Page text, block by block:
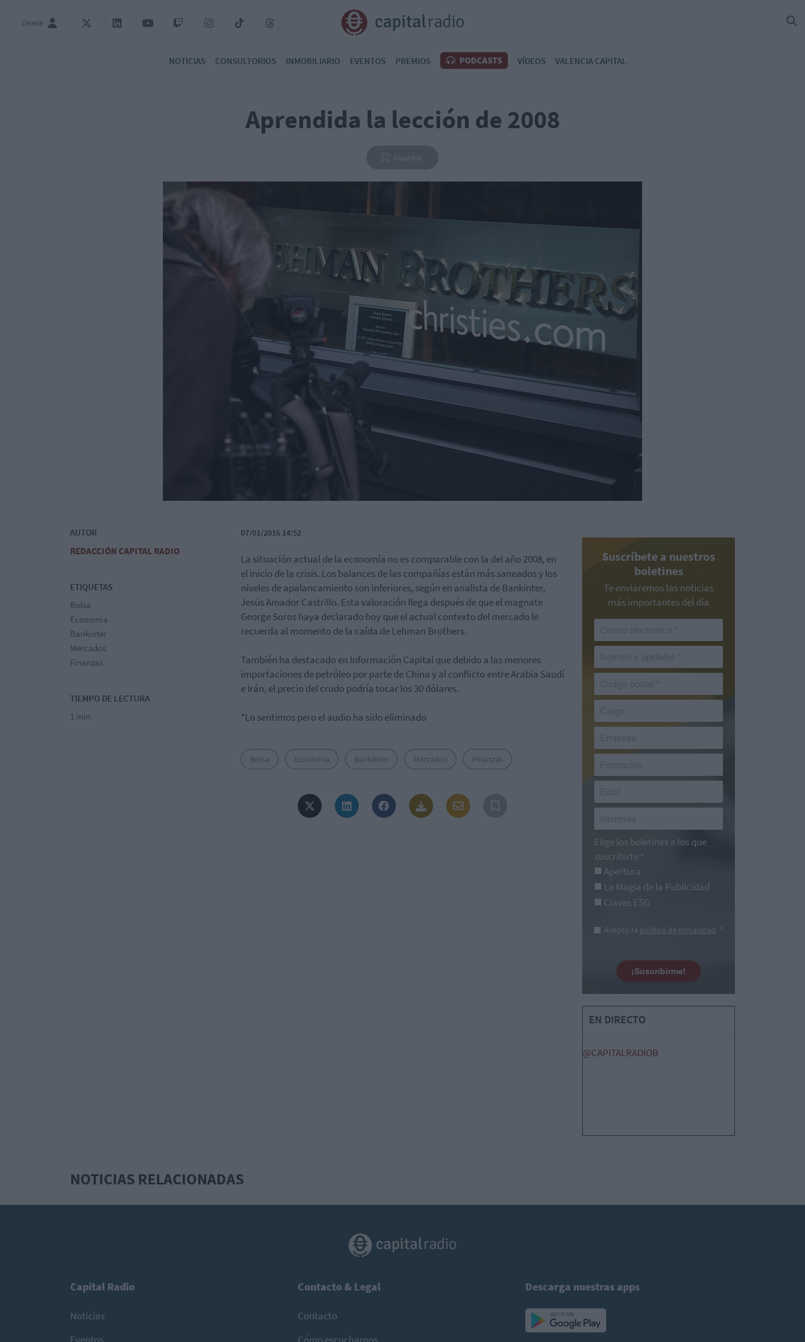
Únete
NOTICIAS CONSULTORIOS INMOBILIARIO EVENTOS PREMIOS PODCASTS VÍDEOS VALENCIA CAPITAL
Aprendida la lección de 2008
AUTOR
REDACCIÓN CAPITAL RADIO
ETIQUETAS
Bolsa
Economía
Bankinter
Mercados
Finanzas
TIEMPO DE LECTURA
1 min
07/01/2016 14:52
La situación actual de la economía no es comparable con la del año 2008, en
el inicio de la crisis. Los balances de las compañías están más saneados y los
niveles de apalancamiento son inferiores, según en analista de Bankinter,
Jesús Amador Castrillo. Esta valoración llega después de que el magnate
George Soros haya declarado hoy que el actual contexto del mercado le
recuerda al momento de la caída de Lehman Brothers.
También ha destacado en Información Capital que debido a las menores
importaciones de petróleo por parte de China y al conflicto entre Arabia Saudí
e Irán, el precio del crudo podría tocar los 30 dólares.
*Lo sentimos pero el audio ha sido eliminado
Bolsa Economía Bankinter Mercados Finanzas
Suscríbete a nuestros
boletines
Te enviaremos las noticias
más importantes del día
Elige los boletines a los que
suscribirte *
Apertura
La Magia de la Publicidad
Claves ESG
Acepto la política de privacidad. *
¡Suscribirme!
EN DIRECTO
@CAPITALRADIOB
NOTICIAS RELACIONADAS
Capital Radio
Noticias
Contacto & Legal
Contacto
Descarga nuestras apps